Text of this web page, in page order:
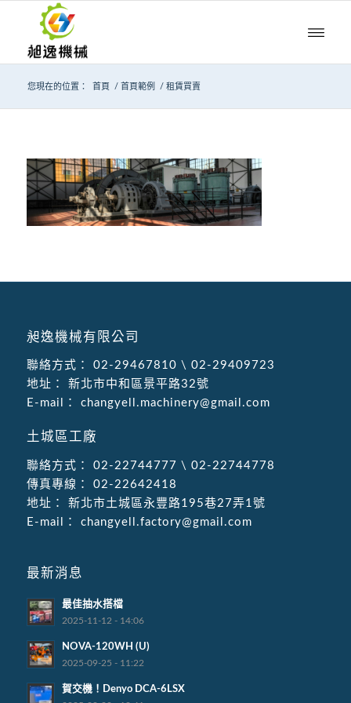
您現在的位置： 首頁 / 首頁範例 / 租賃買賣
昶逸機械有限公司
聯絡方式： 02-29467810 \ 02-29409723
地址：
新北市中和區景平路32號
E-mail：
changyell.machinery@gmail.com
土城區工廠
聯絡方式： 02-22744777 \ 02-22744778
傳真專線：
02-22642418
地址：
新北市土城區永豐路195巷27弄1號
E-mail：
changyell.factory@gmail.com
最新消息
最佳抽水搭檔
2025-11-12 - 14:06
NOVA-120WH (U)
2025-09-25 - 11:22
賀交機！Denyo DCA-6LSX